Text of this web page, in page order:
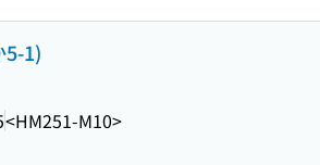
5-1)
<HM251-M10>